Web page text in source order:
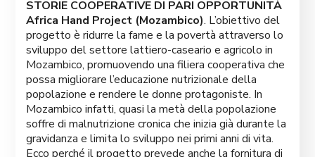
STORIE COOPERATIVE DI PARI OPPORTUNITÀ
Africa Hand Project (Mozambico). L’obiettivo del
progetto è ridurre la fame e la povertà attraverso lo
sviluppo del settore lattiero-caseario e agricolo in
Mozambico, promuovendo una filiera cooperativa che
possa migliorare l’educazione nutrizionale della
popolazione e rendere le donne protagoniste. In
Mozambico infatti, quasi la metà della popolazione
soffre di malnutrizione cronica che inizia già durante la
gravidanza e limita lo sviluppo nei primi anni di vita.
Ecco perché il progetto prevede anche la fornitura di